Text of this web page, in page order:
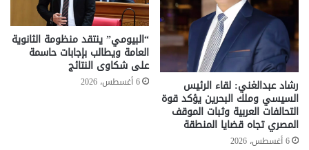
رشاد عبدالغني: لقاء الرئيس
السيسي وملك البحرين يؤكد قوة
التحالفات العربية وثبات الموقف
المصري تجاه قضايا المنطقة
6 أغسطس، 2026
“البيومي” ينتقد منظومة الثانوية
العامة ويطالب بإجابات حاسمة
على شكاوى النتائج
6 أغسطس، 2026